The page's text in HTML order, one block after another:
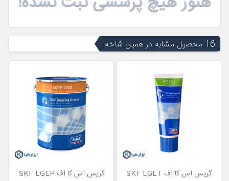
16 محصول مشابه در همین شاخه
گریس اس کا اف SKF LGLT
گریس اس کا اف SKF LGEP